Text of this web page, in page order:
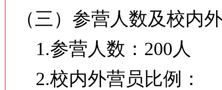
（三）参营人数及校内
1.参营人数：200人
2.校内外营员比例：